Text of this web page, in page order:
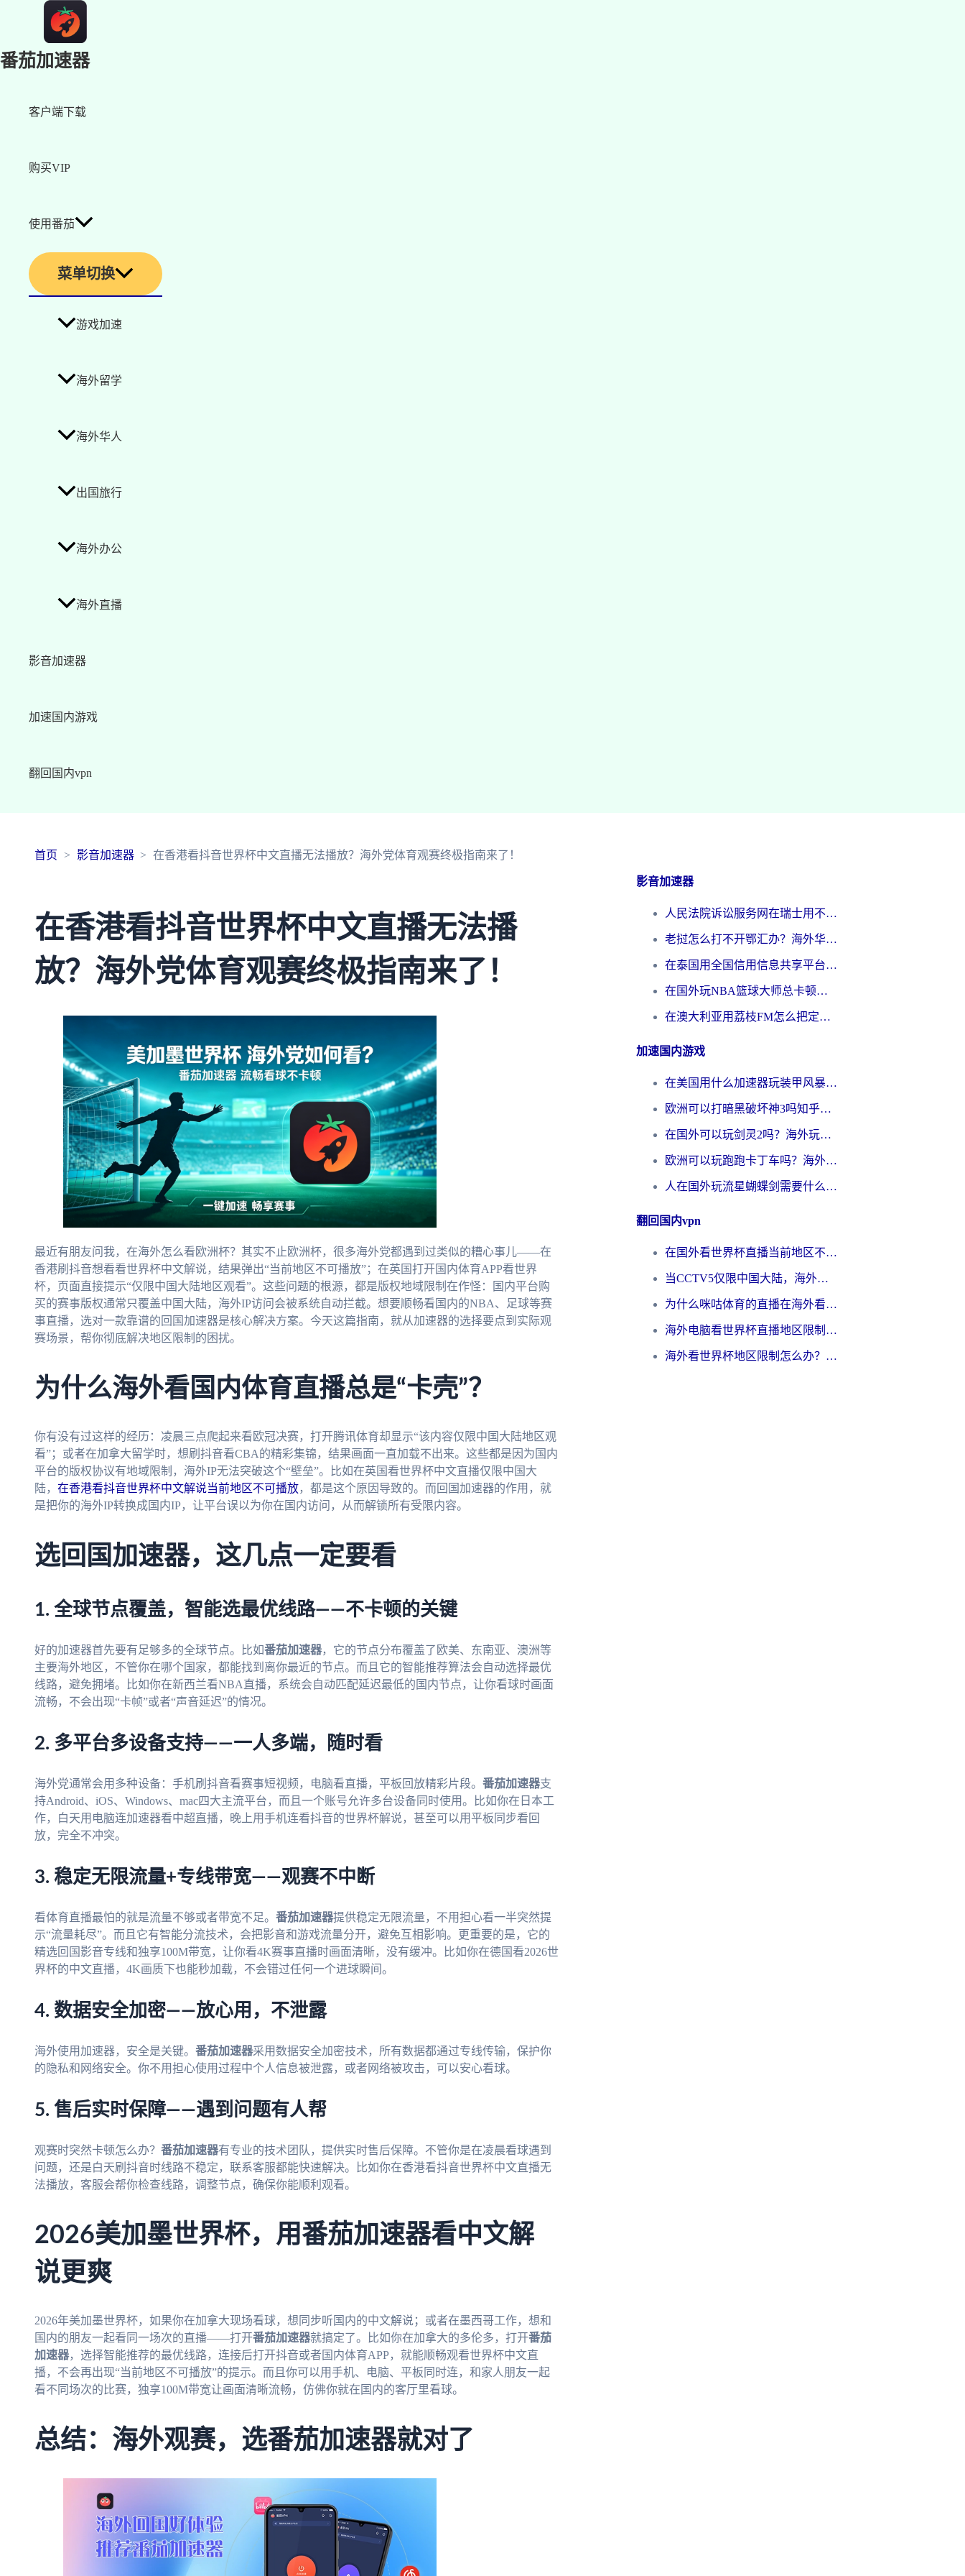
番茄加速器
客户端下载
购买VIP
使用番茄
菜单切换
游戏加速
海外留学
海外华人
出国旅行
海外办公
海外直播
影音加速器
加速国内游戏
翻回国内vpn
首页 影音加速器 在香港看抖音世界杯中文直播无法播放？海外党体育观赛终极指南来了！
在香港看抖音世界杯中文直播无法播
放？海外党体育观赛终极指南来了！
最近有朋友问我，在海外怎么看欧洲杯？其实不止欧洲杯，很多海外党都遇到过类似的糟心事儿——在
香港刷抖音想看看世界杯中文解说，结果弹出“当前地区不可播放”；在英国打开国内体育APP看世界
杯，页面直接提示“仅限中国大陆地区观看”。这些问题的根源，都是版权地域限制在作怪：国内平台购
买的赛事版权通常只覆盖中国大陆，海外IP访问会被系统自动拦截。想要顺畅看国内的NBA、足球等赛
事直播，选对一款靠谱的回国加速器是核心解决方案。今天这篇指南，就从加速器的选择要点到实际观
赛场景，帮你彻底解决地区限制的困扰。
为什么海外看国内体育直播总是“卡壳”？
你有没有过这样的经历：凌晨三点爬起来看欧冠决赛，打开腾讯体育却显示“该内容仅限中国大陆地区观
看”；或者在加拿大留学时，想刷抖音看CBA的精彩集锦，结果画面一直加载不出来。这些都是因为国内
平台的版权协议有地域限制，海外IP无法突破这个“壁垒”。比如在英国看世界杯中文直播仅限中国大
陆， 在香港看抖音世界杯中文解说当前地区不可播放，都是这个原因导致的。而回国加速器的作用，就
是把你的海外IP转换成国内IP，让平台误以为你在国内访问，从而解锁所有受限内容。
选回国加速器，这几点一定要看
1. 全球节点覆盖，智能选最优线路——不卡顿的关键
好的加速器首先要有足够多的全球节点。比如番茄加速器，它的节点分布覆盖了欧美、东南亚、澳洲等
主要海外地区，不管你在哪个国家，都能找到离你最近的节点。而且它的智能推荐算法会自动选择最优
线路，避免拥堵。比如你在新西兰看NBA直播，系统会自动匹配延迟最低的国内节点，让你看球时画面
流畅，不会出现“卡帧”或者“声音延迟”的情况。
2. 多平台多设备支持——一人多端，随时看
海外党通常会用多种设备：手机刷抖音看赛事短视频，电脑看直播，平板回放精彩片段。 番茄加速器支
持Android、iOS、Windows、mac四大主流平台，而且一个账号允许多台设备同时使用。比如你在日本工
作，白天用电脑连加速器看中超直播，晚上用手机连看抖音的世界杯解说，甚至可以用平板同步看回
放，完全不冲突。
3. 稳定无限流量+专线带宽——观赛不中断
看体育直播最怕的就是流量不够或者带宽不足。 番茄加速器提供稳定无限流量，不用担心看一半突然提
示“流量耗尽”。而且它有智能分流技术，会把影音和游戏流量分开，避免互相影响。更重要的是，它的
精选回国影音专线和独享100M带宽，让你看4K赛事直播时画面清晰，没有缓冲。比如你在德国看2026世
界杯的中文直播，4K画质下也能秒加载，不会错过任何一个进球瞬间。
4. 数据安全加密——放心用，不泄露
海外使用加速器，安全是关键。 番茄加速器采用数据安全加密技术，所有数据都通过专线传输，保护你
的隐私和网络安全。你不用担心使用过程中个人信息被泄露，或者网络被攻击，可以安心看球。
5. 售后实时保障——遇到问题有人帮
观赛时突然卡顿怎么办？ 番茄加速器有专业的技术团队，提供实时售后保障。不管你是在凌晨看球遇到
问题，还是白天刷抖音时线路不稳定，联系客服都能快速解决。比如你在香港看抖音世界杯中文直播无
法播放，客服会帮你检查线路，调整节点，确保你能顺利观看。
2026美加墨世界杯，用番茄加速器看中文解
说更爽
2026年美加墨世界杯，如果你在加拿大现场看球，想同步听国内的中文解说；或者在墨西哥工作，想和
国内的朋友一起看同一场次的直播——打开番茄加速器就搞定了。比如你在加拿大的多伦多，打开番茄
加速器，选择智能推荐的最优线路，连接后打开抖音或者国内体育APP，就能顺畅观看世界杯中文直
播，不会再出现“当前地区不可播放”的提示。而且你可以用手机、电脑、平板同时连，和家人朋友一起
看不同场次的比赛，独享100M带宽让画面清晰流畅，仿佛你就在国内的客厅里看球。
总结：海外观赛，选番茄加速器就对了
影音加速器
人民法院诉讼服务网在瑞士用不了怎么办？海外华人必备的回国加速指南
老挝怎么打不开鄂汇办？海外华人必看的回国加速全攻略（附欧洲杯小说流畅技巧）
在泰国用全国信用信息共享平台怎么把定位修改到中国国内？海外党解决国内服务访问难题的实用指南
在国外玩NBA篮球大师总卡顿？这篇解决你所有海外看国内内容的烦恼
在澳大利亚用荔枝FM怎么把定位修改到中国国内？海外华人必看的内容访问指南
加速国内游戏
在美国用什么加速器玩装甲风暴？海外玩家亲测有效的国服游戏加速指南
欧洲可以打暗黑破坏神3吗知乎？海外玩家国服游戏加速终极指南
在国外可以玩剑灵2吗？海外玩家国服畅玩终极指南（附永恒之塔明日方舟加速方案）
欧洲可以玩跑跑卡丁车吗？海外玩家国服游戏畅玩终极指南（附QQ炫舞剑网3解决方案）
人在国外玩流星蝴蝶剑需要什么加速器？老玩家亲测的终极解决方案
翻回国内vpn
在国外看世界杯直播当前地区不可播放？海外党必看的回国加速全攻略
当CCTV5仅限中国大陆，海外球迷的世界杯狂欢如何继续？
为什么咪咕体育的直播在海外看不了？3步解决海外看世界杯+抖音地区限制难题
海外电脑看世界杯直播地区限制怎么办？你需要一个聪明的加速器
海外看世界杯地区限制怎么办？一篇搞定咪咕视频播放+国内资源无缝访问指南